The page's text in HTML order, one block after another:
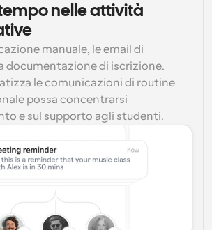
nelle attività
manuale, le email di
documentazione di iscrizione.
le comunicazioni di routine
possa concentrarsi
e sul supporto agli studenti.